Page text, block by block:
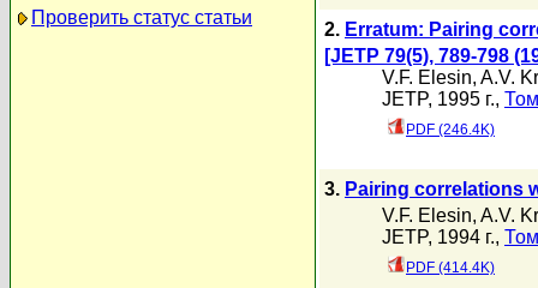
Проверить статус статьи
2. Erratum: Pairing
[JETP 79(5), 789-798
V.F. Elesin, A.V.
JETP, 1995 г.,
PDF (246.4K)
3. Pairing correlations
V.F. Elesin, A.V.
JETP, 1994 г.,
PDF (414.4K)